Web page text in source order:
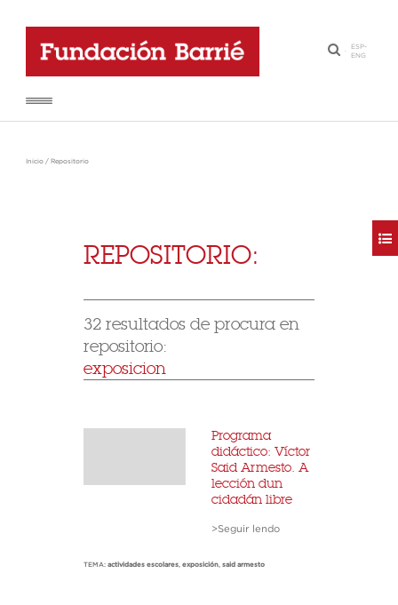
·
ESP-
ENG
Inicio / Repositorio
REPOSITORIO:
32 resultados de procura en
repositorio:
exposicion
Programa
didáctico: Víctor
Said Armesto. A
lección dun
cidadán libre
>Seguir lendo
TEMA: actividades escolares, exposición, said armesto